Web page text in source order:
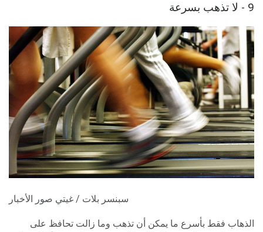
9 - لا تذهب بسرعة
سبنسر بلات / غيتي صور الأخبار
الذهاب فقط بأسرع ما يمكن أن تذهب وما زالت تحافظ على